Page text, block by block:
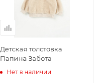
Детская толстовка
Папина Забота
Нет в наличии